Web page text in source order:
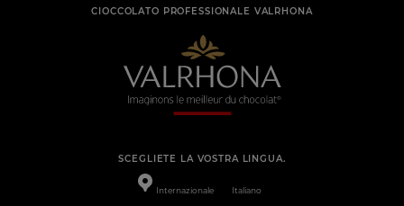
CIOCCOLATO PROFESSIONALE VALRHONA
SCEGLIETE LA VOSTRA LINGUA.
Internazionale Italiano